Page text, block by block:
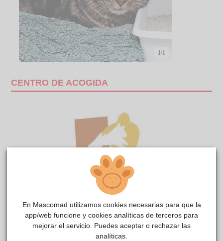
1/1
CENTRO DE ACOGIDA
MELON reside actualmente en el centro de acogida
En Mascomad utilizamos cookies necesarias para que la
app/web funcione y cookies analíticas de terceros para
mejorar el servicio. Puedes aceptar o rechazar las
analíticas.